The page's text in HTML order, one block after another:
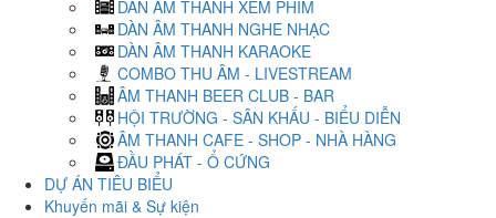
DÀN ÂM THANH XEM PHIM
DÀN ÂM THANH NGHE NHẠC
DÀN ÂM THANH KARAOKE
COMBO THU ÂM - LIVESTREAM
ÂM THANH BEER CLUB - BAR
HỘI TRƯỜNG - SÂN KHẤU - BIỂU DIỄN
ÂM THANH CAFE - SHOP - NHÀ HÀNG
ĐẦU PHÁT - Ổ CỨNG
DỰ ÁN TIÊU BIỂU
Khuyến mãi & Sự kiện